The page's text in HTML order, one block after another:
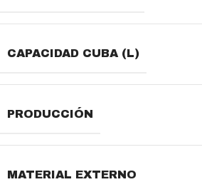
CAPACIDAD CUBA (L)
PRODUCCIÓN
MATERIAL EXTERNO